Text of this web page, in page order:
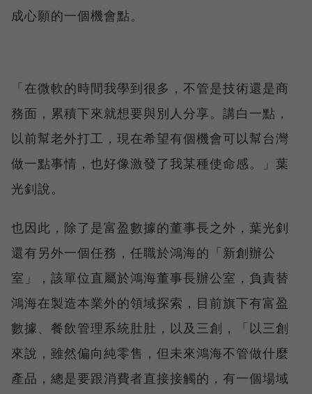
成心願的一個機會點。
「在微軟的時間我學到很多，不管是技術還是商
務面，累積下來就想要與別人分享。講白一點，
以前幫老外打工，現在希望有個機會可以幫台灣
做一點事情，也好像激發了我某種使命感。」葉
光釗說。
也因此，除了是富盈數據的董事長之外，葉光釗
還有另外一個任務，任職於鴻海的「新創辦公
室」，該單位直屬於鴻海董事長辦公室，負責替
鴻海在製造本業外的領域探索，目前旗下有富盈
數據、餐飲管理系統肚肚，以及三創，「以三創
來說，雖然偏向純零售，但未來鴻海不管做什麼
產品，總是要跟消費者直接接觸的，有一個場域